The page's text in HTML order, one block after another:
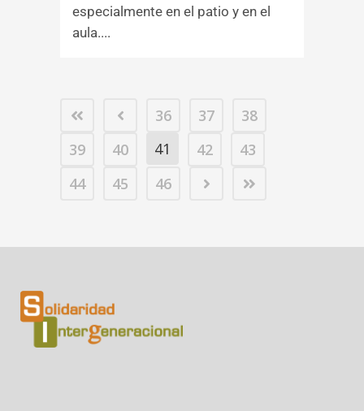
especialmente en el patio y en el
aula....
36 37
38
39
40 41 42
43
44
45 46